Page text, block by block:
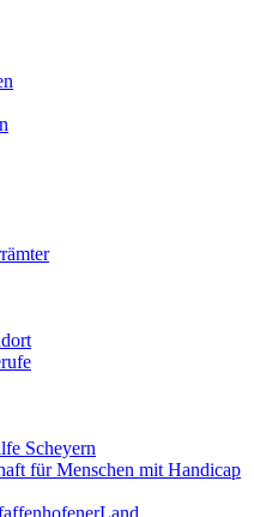
Scheyern
für Menschen mit Handicap